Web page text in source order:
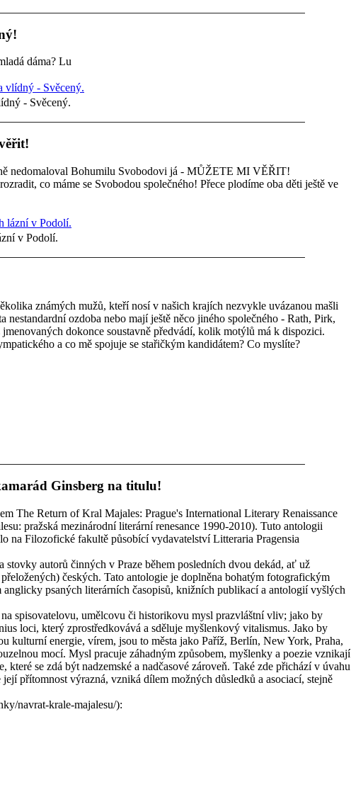
dáma? Lu
- Svěcený.
nedomaloval Bohumilu Svobodovi já - MŮŽETE MI VĚŘIT!
co máme se Svobodou společného! Přece plodíme oba děti ještě ve
v Podolí.
známých mužů, kteří nosí v našich krajích nezvykle uvázanou mašli
nestandardní ozdoba nebo mají ještě něco jiného společného - Rath, Pirk,
dokonce soustavně předvádí, kolik motýlů má k dispozici.
a co mě spojuje se stařičkým kandidátem? Co myslíte?
Ginsberg na titulu!
The Return of Kral Majales: Prague's International Literary Renaissance
pražská mezinárodní literární renesance 1990-2010). Tuto antologii
na Filozofické fakultě působící vydavatelství Litteraria Pragensia
stovky autorů činných v Praze během posledních dvou dekád, ať už
českých. Tato antologie je doplněna bohatým fotografickým
anglicky psaných literárních časopisů, knižních publikací a antologií vyšlých
na spisovatelovu, umělcovu či historikovu mysl prazvláštní vliv; jako by
loci, který zprostředkovává a sděluje myšlenkový vitalismus. Jako by
kulturní energie, vírem, jsou to města jako Paříž, Berlín, New York, Praha,
mocí. Mysl pracuje záhadným způsobem, myšlenky a poezie vznikají
které se zdá být nadzemské a nadčasové zároveň. Také zde přichází v úvahu
přítomnost výrazná, vzniká dílem možných důsledků a asociací, stejně
navrat-krale-majalesu/):